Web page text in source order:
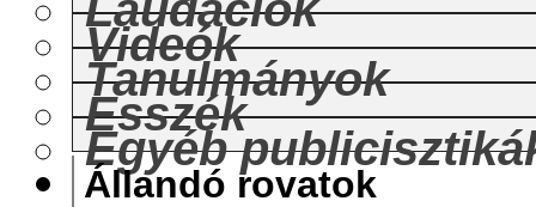
Videók
Tanulmányok
Esszék
Egyéb
Állandó rovatok